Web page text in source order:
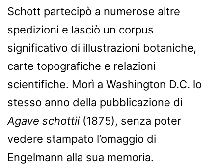
Schott partecipò a numerose altre
spedizioni e lasciò un corpus
significativo di illustrazioni botaniche,
carte topografiche e relazioni
scientifiche. Morì a Washington D.C. lo
stesso anno della pubblicazione di
Agave schottii(1875), senza poter
vedere stampato l’omaggio di
Engelmann alla sua memoria.